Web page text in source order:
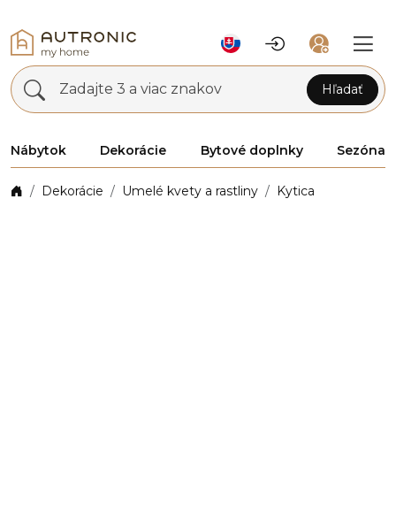
Zadajte 3 a viac znakov Hľadať
Nábytok Dekorácie Bytové doplnky Sezóna
Dekorácie Umelé kvety a rastliny Kytica